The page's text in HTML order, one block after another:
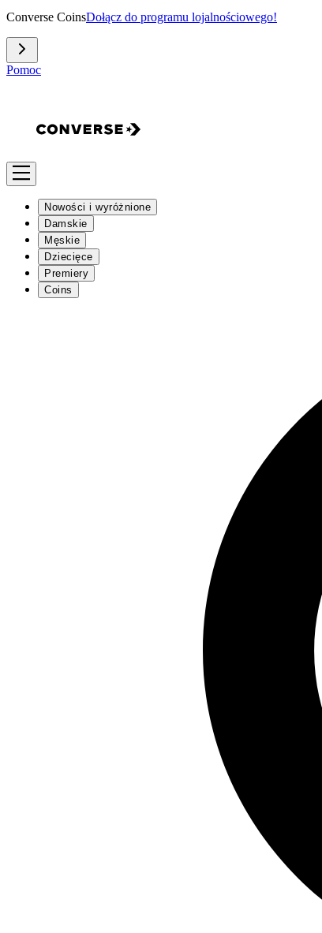
Converse CoinsDołącz do programu lojalnościowego!
Pomoc
Nowości i wyróżnione
Damskie
Męskie
Dziecięce
Premiery
Coins